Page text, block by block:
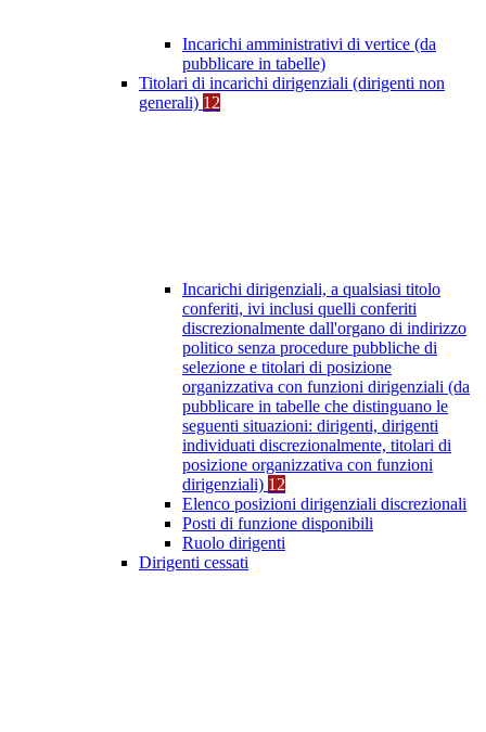
Incarichi amministrativi di vertice (da
pubblicare in tabelle)
Titolari di incarichi dirigenziali (dirigenti non
generali) 12
Incarichi dirigenziali, a qualsiasi titolo
conferiti, ivi inclusi quelli conferiti
discrezionalmente dall'organo di indirizzo
politico senza procedure pubbliche di
selezione e titolari di posizione
organizzativa con funzioni dirigenziali (da
pubblicare in tabelle che distinguano le
seguenti situazioni: dirigenti, dirigenti
individuati discrezionalmente, titolari di
posizione organizzativa con funzioni
dirigenziali) 12
Elenco posizioni dirigenziali discrezionali
Posti di funzione disponibili
Ruolo dirigenti
Dirigenti cessati